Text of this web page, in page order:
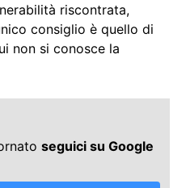
riscontrata,
consiglio è quello di
non si conosce la
seguici su Google